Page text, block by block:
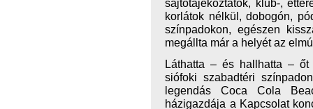
sajtótájékoztatók, klub-,
korlátok nélkül, dobogón,
színpadokon, egészen
megállta már a helyét az
Láthatta – és hallhatta –
siófoki szabadtéri
legendás Coca Cola
házigazdája a Kapcsolat